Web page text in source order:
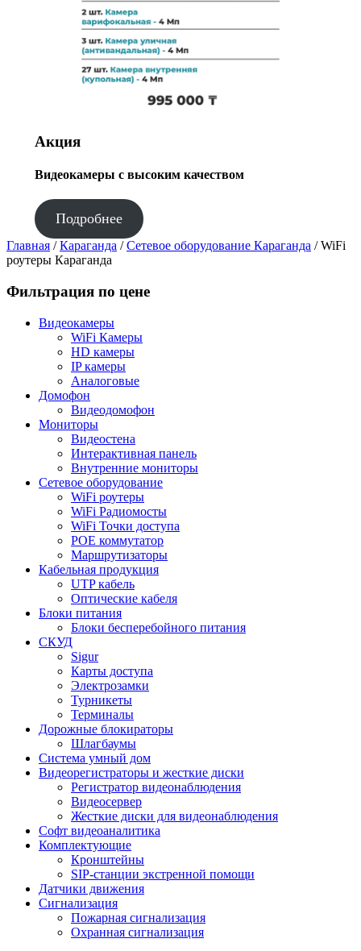
Акция
Видеокамеры с высоким качеством
Подробнее
Главная /Караганда /Сетевое оборудование Караганда / WiFi
роутеры Караганда
Фильтрация по цене
Видеокамеры
WiFi Камеры
HD камеры
IP камеры
Аналоговые
Домофон
Видеодомофон
Мониторы
Видеостена
Интерактивная панель
Внутренние мониторы
Сетевое оборудование
WiFi роутеры
WiFi Радиомосты
WiFi Точки доступа
POE коммутатор
Маршрутизаторы
Кабельная продукция
UTP кабель
Оптические кабеля
Блоки питания
Блоки бесперебойного питания
СКУД
Sigur
Карты доступа
Электрозамки
Турникеты
Терминалы
Дорожные блокираторы
Шлагбаумы
Cистема умный дом
Видеорегистраторы и жесткие диски
Регистратор видеонаблюдения
Видеосервер
Жесткие диски для видеонаблюдения
Софт видеоаналитика
Комплектующие
Кронштейны
SIP-станции экстренной помощи
Датчики движения
Сигнализация
Пожарная сигнализация
Охранная сигнализация